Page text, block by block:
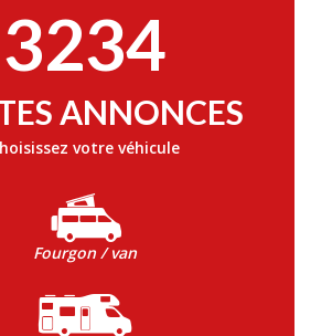
3234
ANNONCES
votre véhicule
Fourgon / van